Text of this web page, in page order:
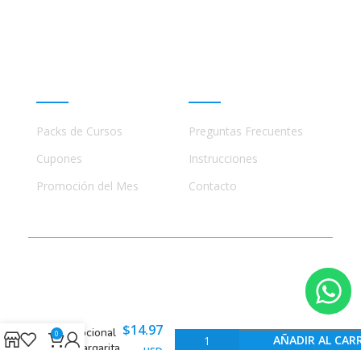
Packs de Cursos
Cupones
Promoción del Mes
Preguntas Frecuentes
Instrucciones
Contacto
Emocional $14.97
AÑADIR AL
0